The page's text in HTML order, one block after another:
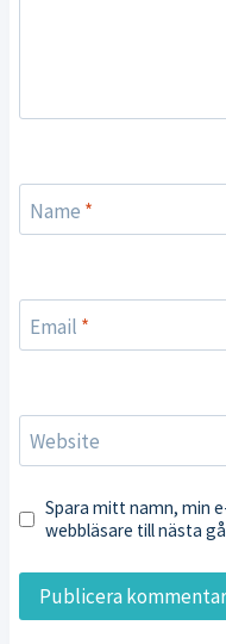
Name *
Email *
Website
Spara mitt namn, min
webbläsare till nästa